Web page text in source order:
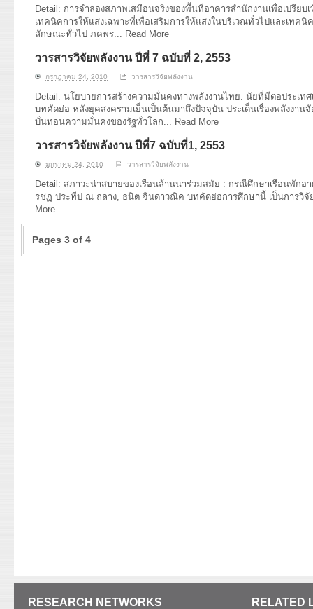
Detail: การจำลองสภาพเสมือนจริงของพื้นที่อาคารสำนักงานเพื่อเปรียบ
เทคนิคการให้แสงเฉพาะที่เพื่อเสริมการให้แสงในบริเวณทั่วไปและเทค
ลักษณะทั่วไป ภคพร... Read More
วารสารวิจัยพลังงาน ปีที่ 7 ฉบับที่ 2, 2553
กรกฎาคม 24, 2010 วารสารวิจัยพลังงาน
Detail: นโยบายการสร้างความมั่นคงทางพลังงานไทย: นัยที่มีต่อประเ
บทคัดย่อ หลังยุคสงครามเย็นเป็นต้นมาถึงปัจจุบัน ประเด็นเรื่องพลังงา
บั่นทอนความมั่นคงของรัฐทั่วโลก... Read More
วารสารวิจัยพลังงาน ปีที่7 ฉบับที่1, 2553
มกราคม 24, 2010 วารสารวิจัยพลังงาน
Detail: สภาวะน่าสบายของเรือนล้านนาร่วมสมัย : กรณีศึกษาเรือนพักอา
รชฏ ประทีป ณ ถลาง, ธนิต จินดาวณิค บทคัดย่อการศึกษานี้ เป็นการวิจั
More
Pages 3 of 4
RESEARCH NETWORKS RELATED